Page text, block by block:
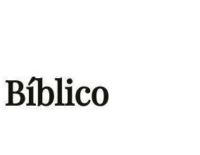
Bíblico